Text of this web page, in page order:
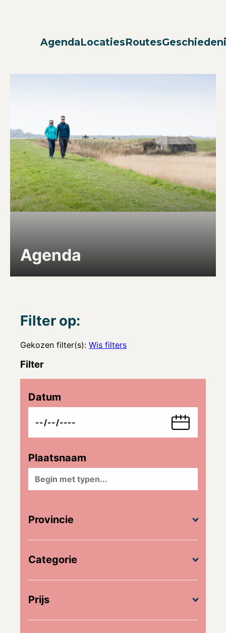
AgendaLocatiesRoutes
Agenda
Filter op:
Gekozen filter(s): Wis filters
Filter
Datum
Plaatsnaam
Provincie
Categorie
Prijs